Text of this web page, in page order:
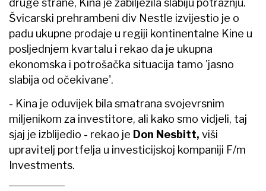
druge strane, Kina je zabilježila slabiju potražnju.
Švicarski prehrambeni div Nestle izvijestio je o
padu ukupne prodaje u regiji kontinentalne Kine u
posljednjem kvartalu i rekao da je ukupna
ekonomska i potrošačka situacija tamo 'jasno
slabija od očekivane'.
- Kina je oduvijek bila smatrana svojevrsnim
miljenikom za investitore, ali kako smo vidjeli, taj
sjaj je izblijedio - rekao je Don Nesbitt, viši
upravitelj portfelja u investicijskoj kompaniji F/m
Investments.